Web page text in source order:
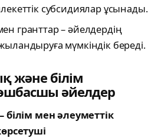
субсидиялар ұсынады.
гранттар – әйелдердің
мүмкіндік береді.
білім
әйелдер
мен әлеуметтік